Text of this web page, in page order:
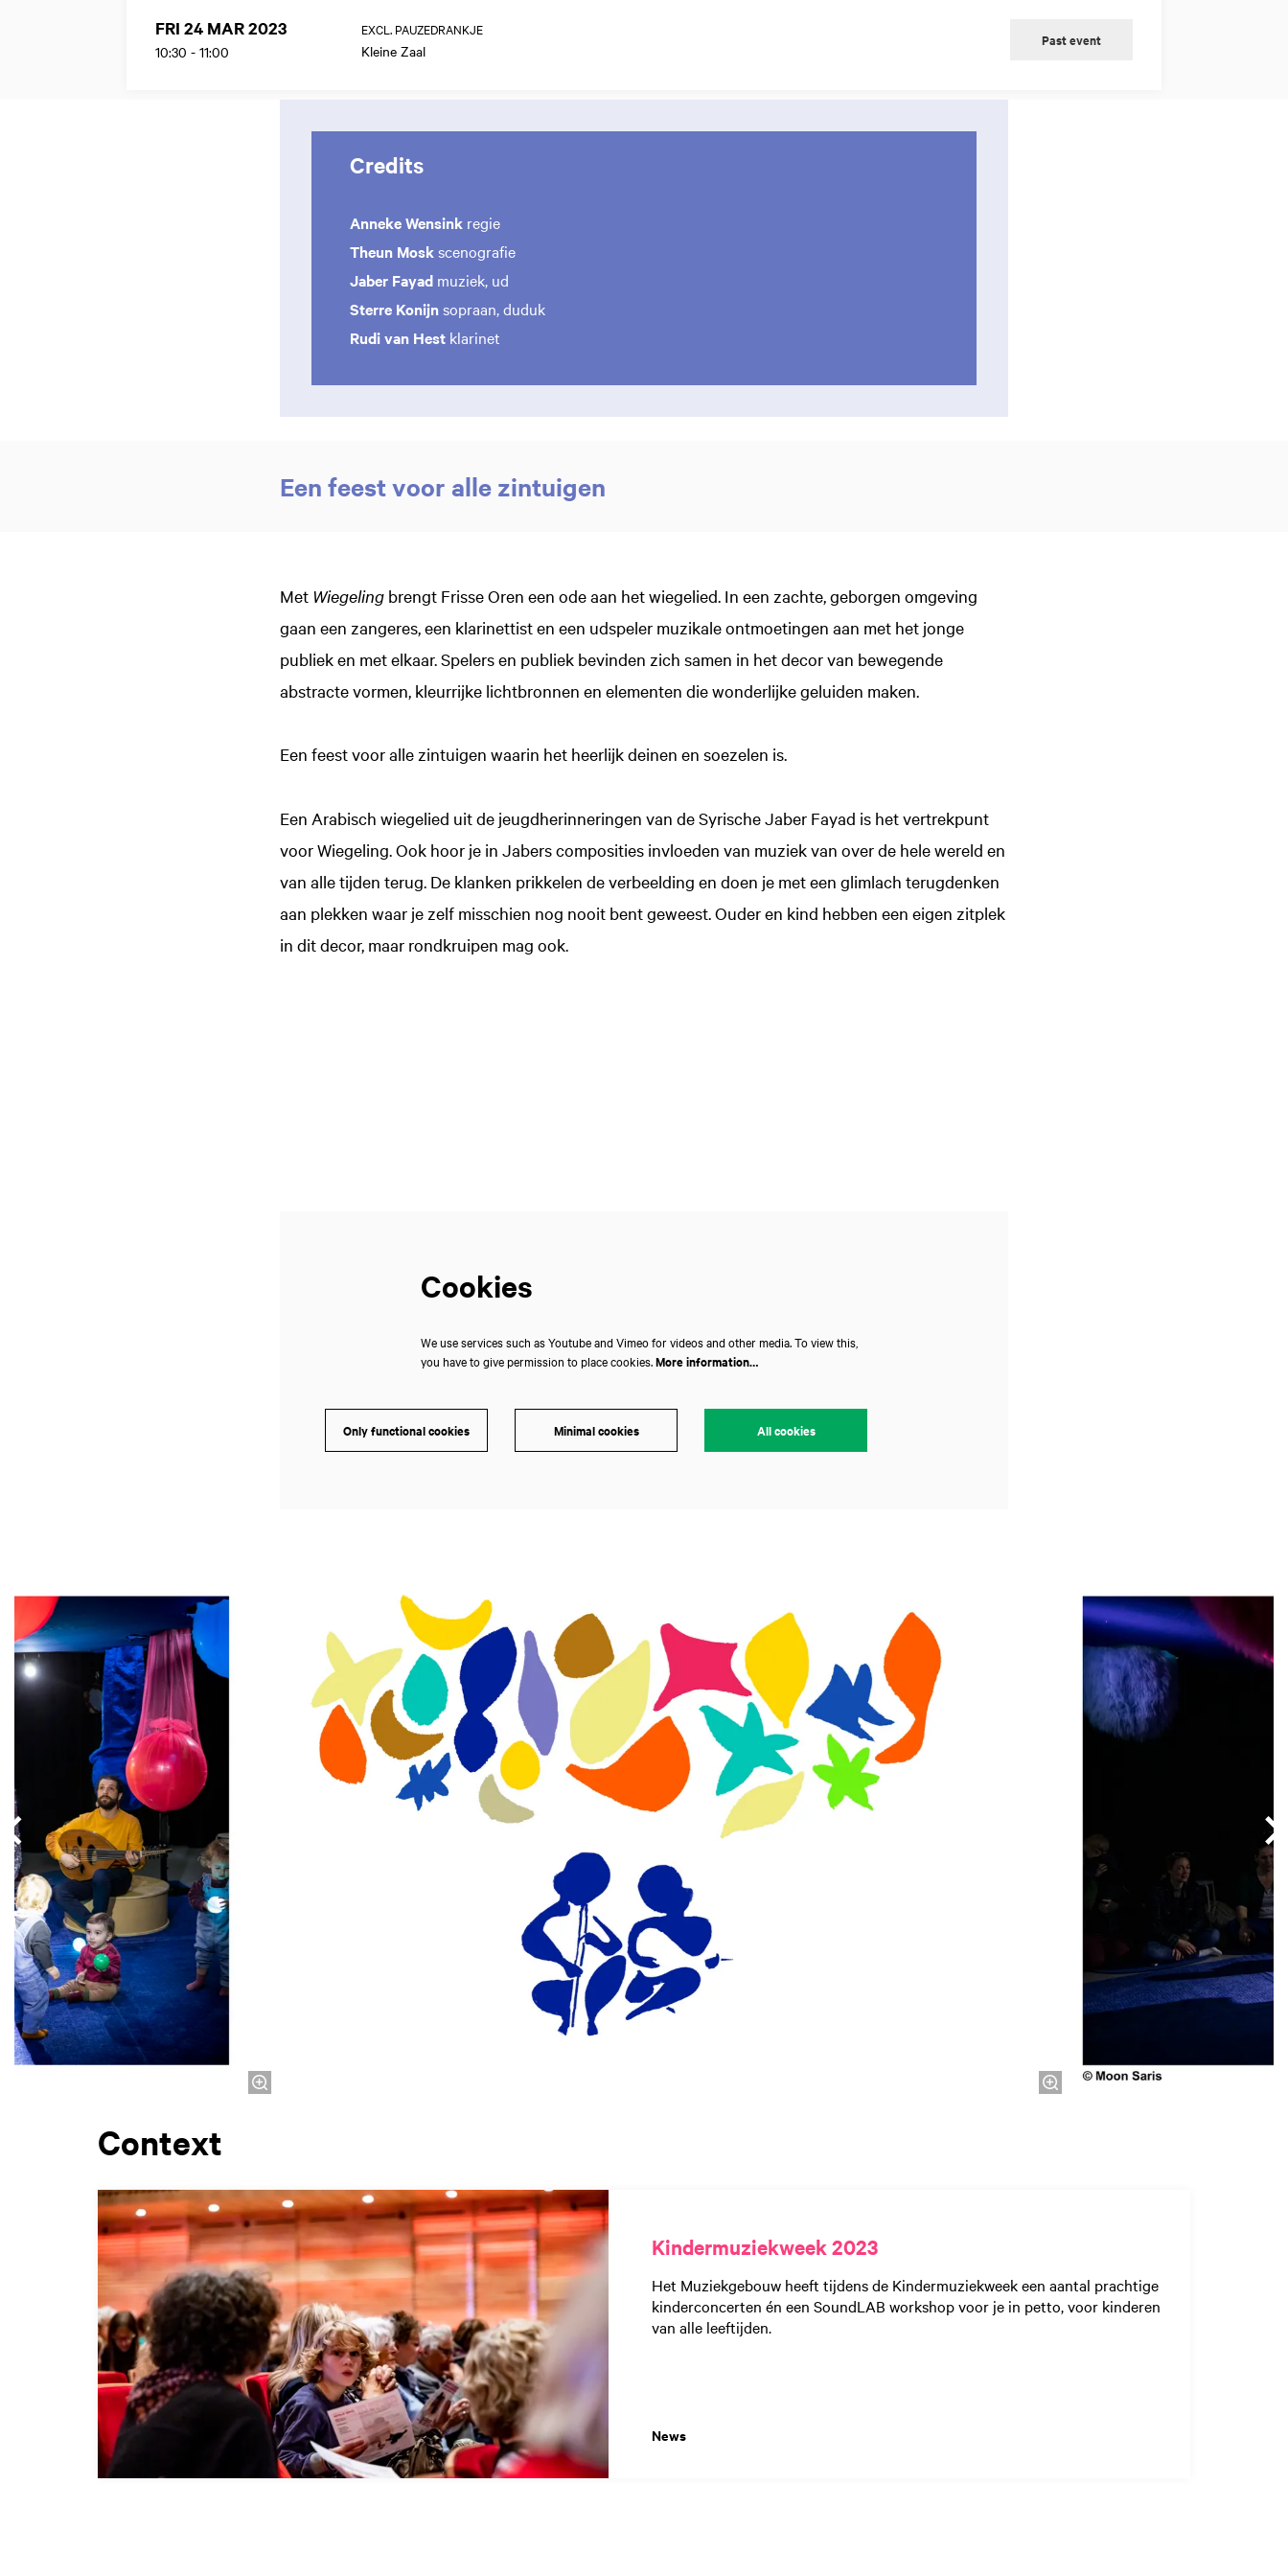
FRI 24 MAR 2023
10:30 - 11:00
EXCL. PAUZEDRANKJE
Kleine Zaal
Past event
Credits
Anneke Wensink regie
Theun Moskscenografie
Jaber Fayad muziek, ud
Sterre Konijnsopraan, duduk
Rudi van Hest klarinet
Een feest voor alle zintuigen
Met Wiegeling brengt Frisse Oren een ode aan het wiegelied. In een zachte, geborgen omgeving
gaan een zangeres, een klarinettist en een udspeler muzikale ontmoetingen aan met het jonge
publiek en met elkaar. Spelers en publiek bevinden zich samen in het decor van bewegende
abstracte vormen, kleurrijke lichtbronnen en elementen die wonderlijke geluiden maken.
Een feest voor alle zintuigen waarin het heerlijk deinen en soezelen is.
Een Arabisch wiegelied uit de jeugdherinneringen van de Syrische Jaber Fayad is het vertrekpunt
voor Wiegeling. Ook hoor je in Jabers composities invloeden van muziek van over de hele wereld en
van alle tijden terug. De klanken prikkelen de verbeelding en doen je met een glimlach terugdenken
aan plekken waar je zelf misschien nog nooit bent geweest. Ouder en kind hebben een eigen zitplek
in dit decor, maar rondkruipen mag ook.
Cookies
We use services such as Youtube and Vimeo for videos and other media. To view this,
you have to give permission to place cookies.More information…
Only functional cookies Minimal cookies All cookies
Context
Kindermuziekweek 2023
Het Muziekgebouw heeft tijdens de Kindermuziekweek een aantal prachtige
kinderconcerten én een SoundLAB workshop voor je in petto, voor kinderen
van alle leeftijden.
News